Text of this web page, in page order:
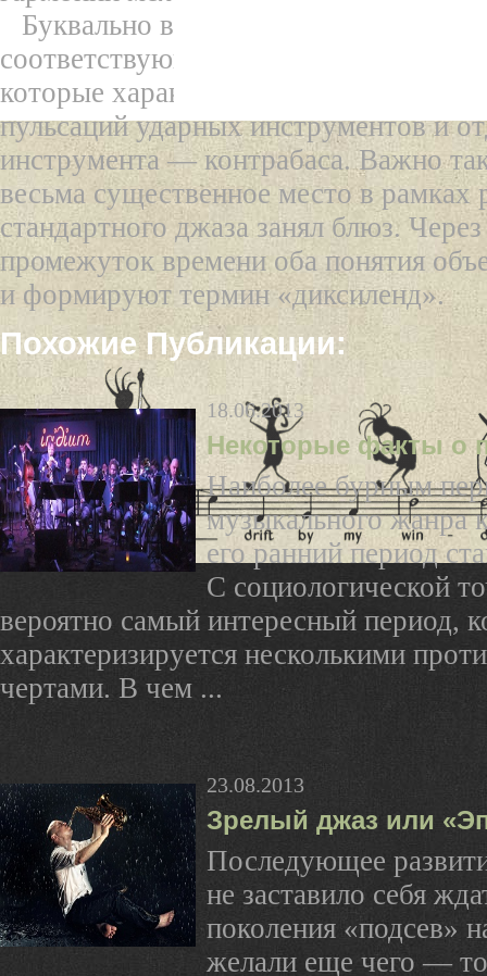
Буквально в двадцатые годы были
соответствующие черты новых
которые характеризовались наличие
пульсаций ударных инструментов и
инструмента — контрабаса. Важно
весьма существенное место в рамках
стандартного джаза занял блюз.
промежуток времени оба понятия
и формируют термин «диксиленд».
Похожие Публикации:
18.06.2013
Некоторые факты о
Наиболее бурным
музыкального жанра
его ранний период
С социологической
вероятно самый интересный период,
характеризируется несколькими
чертами. В чем ...
23.08.2013
Зрелый джаз или
Последующее
не заставило себя
поколения «подсев»
желали еще чего —